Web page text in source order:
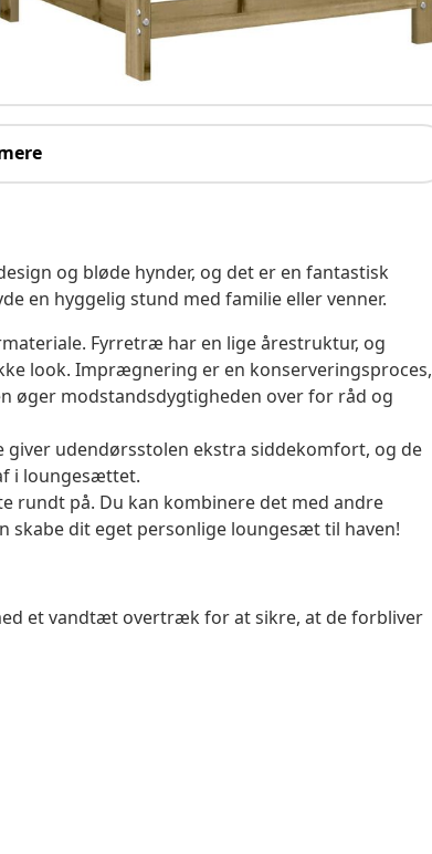
og bløde hynder, og det er en fantastisk
en hyggelig stund med familie eller venner.
Fyrretræ har en lige årestruktur, og
look. Imprægnering er en konserveringsproces,
øger modstandsdygtigheden over for råd og
udendørsstolen ekstra siddekomfort, og de
i loungesættet.
rundt på. Du kan kombinere det med andre
skabe dit eget personlige loungesæt til haven!
et vandtæt overtræk for at sikre, at de forbliver